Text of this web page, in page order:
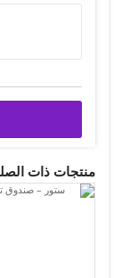
منتجات ذات